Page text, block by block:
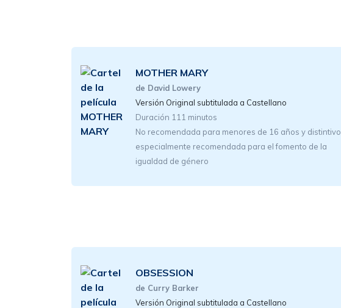
MOTHER MARY
de David Lowery
Versión Original subtitulada a Castellano
Duración 111 minutos
No recomendada para menores de 16 años y distintivo
especialmente recomendada para el fomento de la
igualdad de género
OBSESSION
de Curry Barker
Versión Original subtitulada a Castellano